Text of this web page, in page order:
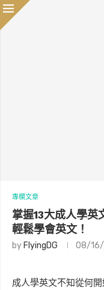
專欄文章
掌握13大成人學英
輕鬆學會英文！
by FlyingDG 08/
成人學英文不知從何